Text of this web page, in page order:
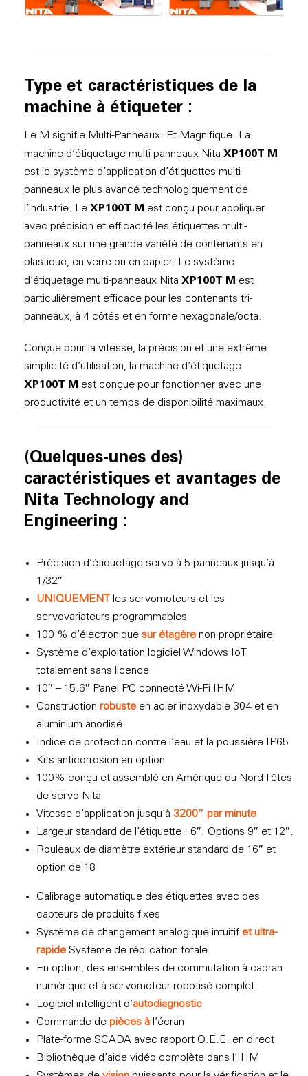
Type et caractéristiques de la
machine à étiqueter :
Le M signifie Multi-Panneaux. Et Magnifique. La
machine d’étiquetage multi-panneaux Nita XP100T M
est le système d’application d’étiquettes multi-
panneaux le plus avancé technologiquement de
l’industrie. Le XP100T M est conçu pour appliquer
avec précision et efficacité les étiquettes multi-
panneaux sur une grande variété de contenants en
plastique, en verre ou en papier. Le système
d’étiquetage multi-panneaux Nita XP100T M est
particulièrement efficace pour les contenants tri-
panneaux, à 4 côtés et en forme hexagonale/octa.
Conçue pour la vitesse, la précision et une extrême
simplicité d’utilisation, la machine d’étiquetage
XP100T M est conçue pour fonctionner avec une
productivité et un temps de disponibilité maximaux.
(Quelques-unes des)
caractéristiques et avantages de
Nita Technology and
Engineering :
Précision d’étiquetage servo à 5 panneaux jusqu’à
1/32″
UNIQUEMENT
les servomoteurs et les
servovariateurs programmables
100 % d’électronique sur étagèrenon propriétaire
Système d’exploitation logiciel Windows IoT
totalement sans licence
10″ – 15.6″ Panel PC connecté Wi-Fi IHM
Construction robusteen acier inoxydable 304 et en
aluminium anodisé
Indice de protection contre l’eau et la poussière IP65
Kits anticorrosion en option
100% conçu et assemblé en Amérique du Nord Têtes
de servo Nita
Vitesse d’application jusqu’à 3200″ par minute
Largeur standard de l’étiquette : 6″. Options 9″ et 12″.
Rouleaux de diamètre extérieur standard de 16″ et
option de 18
Calibrage automatique des étiquettes avec des
capteurs de produits fixes
Système de changement analogique intuitif et ultra-
rapideSystème de réplication totale
En option, des ensembles de commutation à cadran
numérique et à servomoteur robotisé complet
Logiciel intelligent d’autodiagnostic
Commande de pièces àl’écran
Plate-forme SCADA avec rapport O.E.E. en direct
Bibliothèque d’aide vidéo complète dans l’IHM